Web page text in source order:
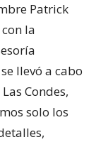
Patrick
la
llevó a cabo
Condes,
solo los